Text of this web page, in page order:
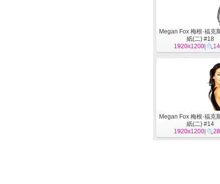
Megan Fox 梅根·福克
紙(二) #18
1920x1200
Megan Fox 梅根·福克
紙(二) #14
1920x1200